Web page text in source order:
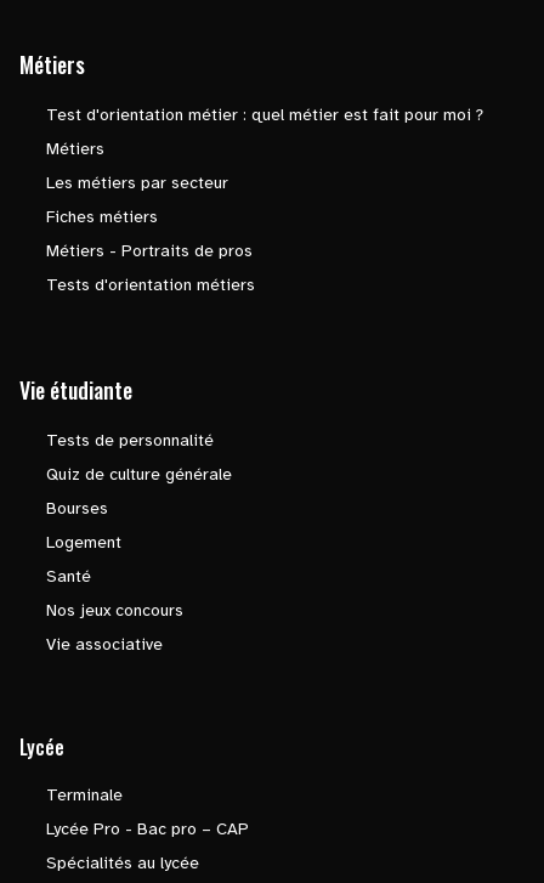
Métiers
Test d'orientation métier : quel métier est fait pour moi ?
Métiers
Les métiers par secteur
Fiches métiers
Métiers - Portraits de pros
Tests d'orientation métiers
Vie étudiante
Tests de personnalité
Quiz de culture générale
Bourses
Logement
Santé
Nos jeux concours
Vie associative
Lycée
Terminale
Lycée Pro - Bac pro – CAP
Spécialités au lycée